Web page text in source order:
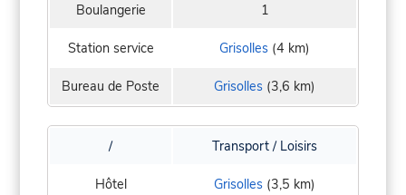
Boulangerie 1
Station service Grisolles (4 km)
Bureau de Poste Grisolles (3,6 km)
/ Transport / Loisirs
Hôtel Grisolles (3,5 km)